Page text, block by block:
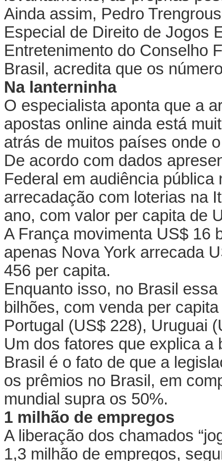
Ainda assim, Pedro
Especial de Direito de Jogos
Entretenimento do Conselho
Brasil, acredita que os
Na lanterninha
O especialista aponta que a
apostas online ainda está
atrás de muitos países onde
De acordo com dados
Federal em audiência
arrecadação com loterias na
ano, com valor per capita de
A França movimenta US$ 16
apenas Nova York arrecada
456 per capita.
Enquanto isso, no Brasil
bilhões, com venda per
Portugal (US$ 228), Uruguai
Um dos fatores que explica
Brasil é o fato de que a
os prêmios no Brasil, em
mundial supra os 50%.
1 milhão de empregos
A liberação dos chamados
1,3 milhão de empregos,